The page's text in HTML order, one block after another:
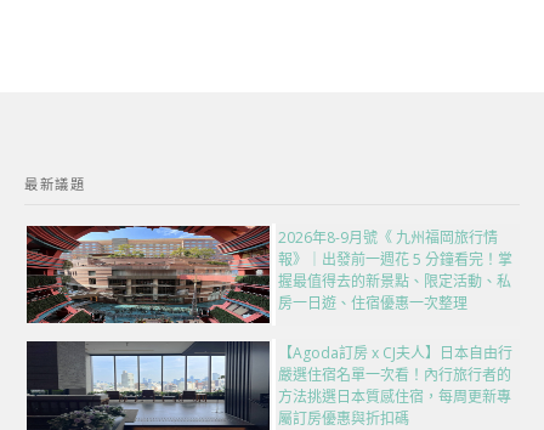
最新議題
2026年8-9月號《 九州福岡旅行情
報》｜出發前一週花 5 分鐘看完！掌
握最值得去的新景點、限定活動、私
房一日遊、住宿優惠一次整理
【Agoda訂房 x CJ夫人】日本自由行
嚴選住宿名單一次看！內行旅行者的
方法挑選日本質感住宿，每周更新專
屬訂房優惠與折扣碼